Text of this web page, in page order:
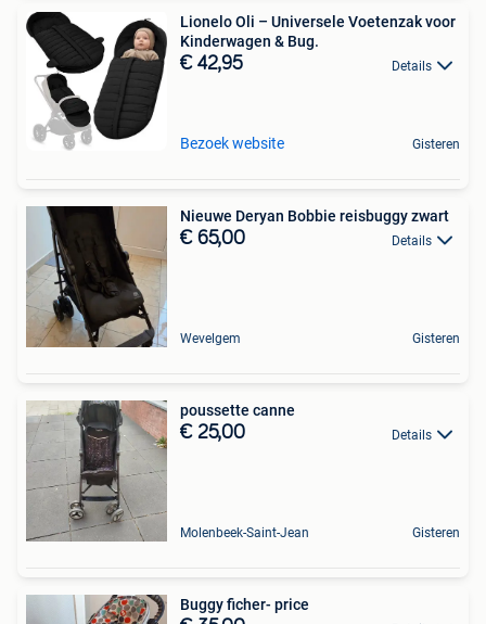
Lionelo Oli – Universele Voetenzak voor
Kinderwagen & Bug.
€ 42,95 Details
Bezoek website Gisteren
Nieuwe Deryan Bobbie reisbuggy zwart
€ 65,00 Details
Wevelgem Gisteren
poussette canne
€ 25,00 Details
Molenbeek-Saint-Jean Gisteren
Buggy ficher- price